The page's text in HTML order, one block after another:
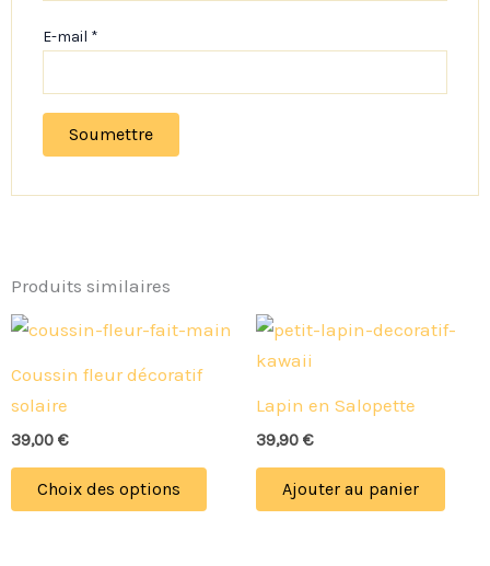
E-mail *
Produits similaires
Coussin fleur décoratif
solaire
39,00 €
Choix des options
Ce
produit
plusieurs
variations.
options
Lapin en Salopette
39,90 €
Ajouter au panier